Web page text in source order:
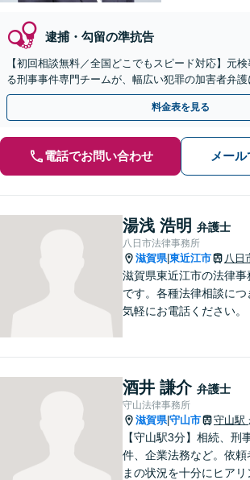
逮捕・勾留の準抗告
【初回相談無料／全国どこでもスピード対応】元
る刑事事件専門チームが、幅広い犯罪の加害者弁護
料金表を見る
電話でお問い合わせ メー
湯浅 浩明 弁護士
八日市法律事務所
滋賀県|東近江市 八日
滋賀県東近江市の法律事
です。各種法律相談につ
気軽にお電話ください。
酒井 謙介 弁護士
守山法律事務所
滋賀県|守山市 守山駅
【守山駅3分】相続、刑
件、企業法務など。依頼
まの状況を十分にヒアリ